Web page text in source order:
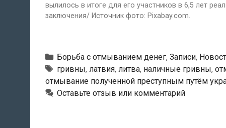
вылилось в итоге для его участников в 6,5 лет
заключения/ Источник фото: Pixabay.com.
Рубрики
Борьба с отмыванием денег, Записи,
Метки
гривны, латвия, литва, наличные гривны,
отмывание полученной преступным путём
Оставьте отзыв или комментарий